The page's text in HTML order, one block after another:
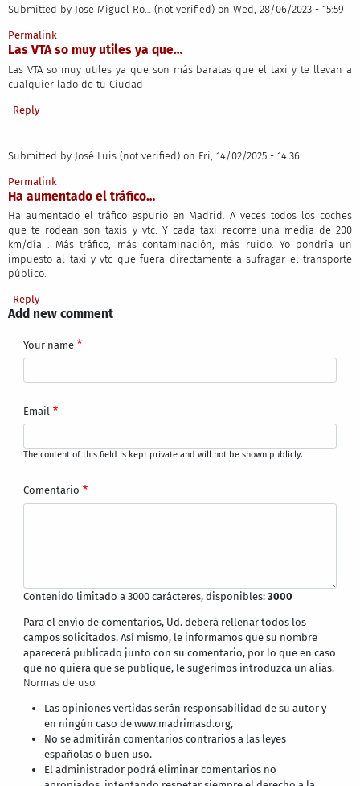
Submitted by Jose Miguel Ro… (not verified) on Wed, 28/06/2023 - 15:59
Permalink
Las VTA so muy utiles ya que…
Las VTA so muy utiles ya que son más baratas que el taxi y te llevan a
cualquier lado de tu Ciudad
Reply
Submitted by José Luis (not verified) on Fri, 14/02/2025 - 14:36
Permalink
Ha aumentado el tráfico…
Ha aumentado el tráfico espurio en Madrid. A veces todos los coches
que te rodean son taxis y vtc. Y cada taxi recorre una media de 200
km/día . Más tráfico, más contaminación, más ruido. Yo pondría un
impuesto al taxi y vtc que fuera directamente a sufragar el transporte
público.
Reply
Add new comment
Your name
Email
The content of this field is kept private and will not be shown publicly.
Comentario
Contenido limitado a 3000 carácteres, disponibles:3000
Para el envío de comentarios, Ud. deberá rellenar todos los
campos solicitados. Así mismo, le informamos que su nombre
aparecerá publicado junto con su comentario, por lo que en caso
que no quiera que se publique, le sugerimos introduzca un alias.
Normas de uso:
Las opiniones vertidas serán responsabilidad de su autor y
en ningún caso de www.madrimasd.org,
No se admitirán comentarios contrarios a las leyes
españolas o buen uso.
El administrador podrá eliminar comentarios no